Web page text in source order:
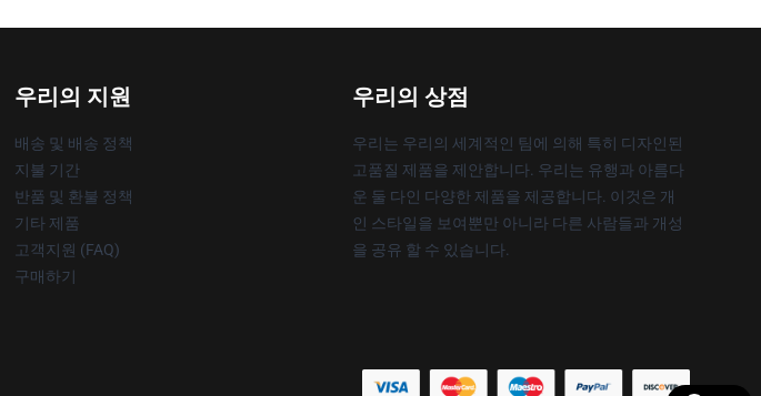
우리의 지원
배송 및 배송 정책
지불 기간
반품 및 환불 정책
기타 제품
고객지원 (FAQ)
구매하기
우리의 상점
우리는 우리의 세계적인 팀에 의해 특히 디자인된
고품질 제품을 제안합니다. 우리는 유행과 아름다
운 둘 다인 다양한 제품을 제공합니다. 이것은 개
인 스타일을 보여뿐만 아니라 다른 사람들과 개성
을 공유 할 수 있습니다.